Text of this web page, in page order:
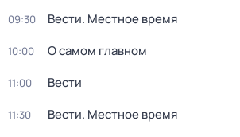
09:30 Вести. Местное время
10:00 О самом главном
11:00 Вести
11:30 Вести. Местное время